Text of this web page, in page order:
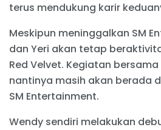
terus mendukung karir
Meskipun meninggalkan SM
dan Yeri akan tetap
Red Velvet. Kegiatan
nantinya masih akan berada
SM Entertainment.
Wendy sendiri melakukan